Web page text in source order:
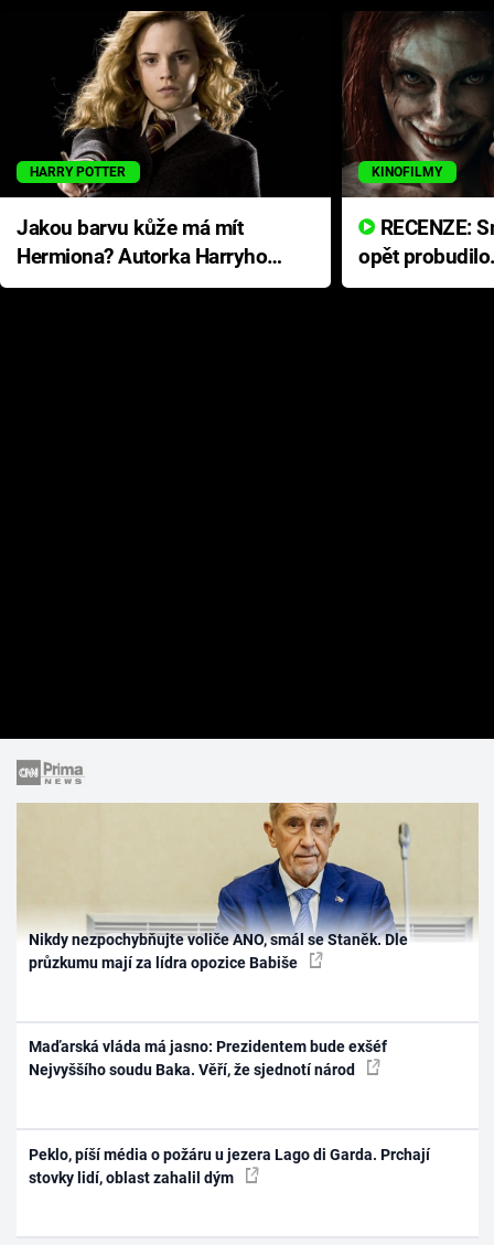
HARRY POTTER
Jakou barvu kůže má mít
Hermiona? Autorka Harryho
Pottera přišla s ráznou
KINOFILMY
opět
přichází s
Nikdy nezpochybňujte voliče ANO, smál se Staněk. Dle
průzkumu mají za lídra opozice Babiše
Maďarská vláda má jasno: Prezidentem bude exšéf
Nejvyššího soudu Baka. Věří, že sjednotí národ
Peklo, píší média o požáru u jezera Lago di Garda. Prchají
stovky lidí, oblast zahalil dým